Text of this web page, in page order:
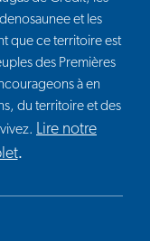
et les
que ce territoire est
des Premières
à en
du territoire et des
Lire notre
.